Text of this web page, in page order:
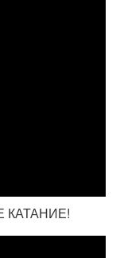
КАТАНИЕ!